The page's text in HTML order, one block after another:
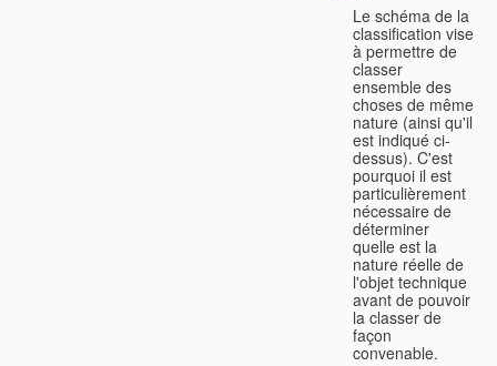
Le schéma de la
classification vise
à permettre de
classer
ensemble des
choses de même
nature (ainsi qu'il
est indiqué ci-
dessus). C'est
pourquoi il est
particulièrement
nécessaire de
déterminer
quelle est la
nature réelle de
l'objet technique
avant de pouvoir
la classer de
façon
convenable.